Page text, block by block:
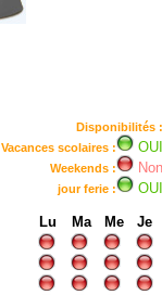
Disponibilités :
Vacances scolaires :
OUI
Weekends : Non
jour ferie : OUI
Lu Ma Me
Je